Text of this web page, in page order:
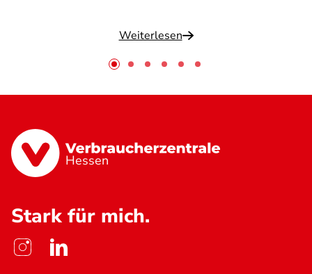
Weiterlesen
Hessen
Stark für mich.